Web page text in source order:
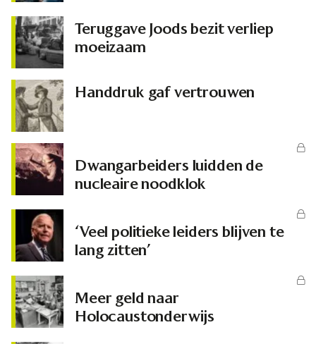
Teruggave Joods bezit verliep
moeizaam
Handdruk gaf vertrouwen
Dwangarbeiders luidden de
nucleaire noodklok
‘Veel politieke leiders blijven te
lang zitten’
Meer geld naar
Holocaustonderwijs